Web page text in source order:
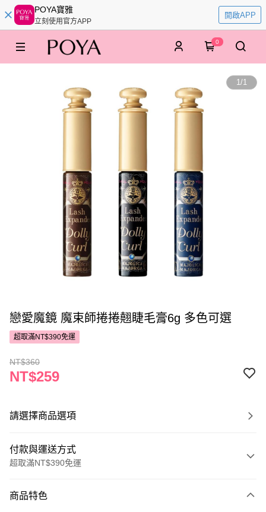
POYA寶雅
立刻使用官方APP
開啟APP
0
1/1
戀愛魔鏡 魔束師捲捲翹睫毛膏6g 多色可選
超取滿NT$390免運
NT$360
NT$259
請選擇商品選項
付款與運送方式
超取滿NT$390免運
POYA支付
商品特色